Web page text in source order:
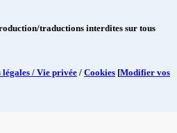
traductions interdites sur tous
légales / Vie privée / Cookies [Modifier vos